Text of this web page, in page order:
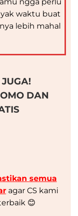
waktu buat
lebih mahal
DAN
semua
agar CS kami
😊